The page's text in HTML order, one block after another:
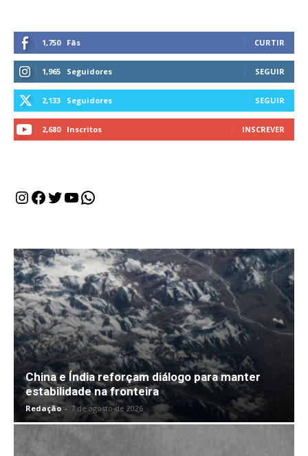
1,750 Fãs CURTIR
1,965 Seguidores SEGUIR
2,133 Seguidores SEGUIR
2,680 Inscritos INSCREVER
Instagram
Facebook
Twitter
Youtube
WhatsApp
China e Índia reforçam diálogo para manter
estabilidade na fronteira
Redação - 7 de agosto de 2026